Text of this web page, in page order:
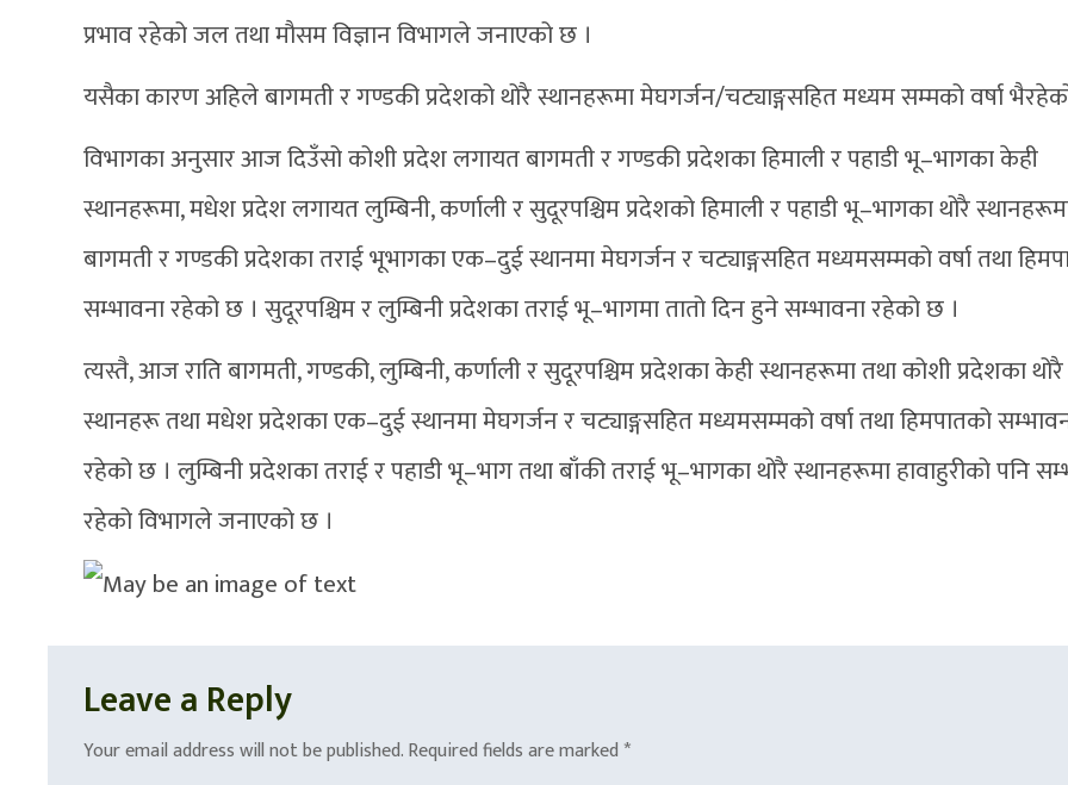
प्रभाव रहेको जल तथा मौसम विज्ञान विभागले जनाएको छ ।
यसैका कारण अहिले बागमती र गण्डकी प्रदेशको थोरै स्थानहरूमा मेघगर्जन/चट्याङ्गसहित मध्यम सम्मको वर्षा
विभागका अनुसार आज दिउँसो कोशी प्रदेश लगायत बागमती र गण्डकी प्रदेशका हिमाली र पहाडी भू–भागका केही
स्थानहरूमा, मधेश प्रदेश लगायत लुम्बिनी, कर्णाली र सुदूरपश्चिम प्रदेशको हिमाली र पहाडी भू–भागका थोरै
बागमती र गण्डकी प्रदेशका तराई भूभागका एक–दुई स्थानमा मेघगर्जन र चट्याङ्गसहित मध्यमसम्मको वर्षा तथा
सम्भावना रहेको छ । सुदूरपश्चिम र लुम्बिनी प्रदेशका तराई भू–भागमा तातो दिन हुने सम्भावना रहेको छ ।
त्यस्तै, आज राति बागमती, गण्डकी, लुम्बिनी, कर्णाली र सुदूरपश्चिम प्रदेशका केही स्थानहरूमा तथा कोशी प्रदेशका थोरै
स्थानहरू तथा मधेश प्रदेशका एक–दुई स्थानमा मेघगर्जन र चट्याङ्गसहित मध्यमसम्मको वर्षा तथा हिमपातको
रहेको छ । लुम्बिनी प्रदेशका तराई र पहाडी भू–भाग तथा बाँकी तराई भू–भागका थोरै स्थानहरूमा हावाहुरीको पनि
रहेको विभागले जनाएको छ ।
Leave a Reply
Your email address will not be published.Required fields are marked *